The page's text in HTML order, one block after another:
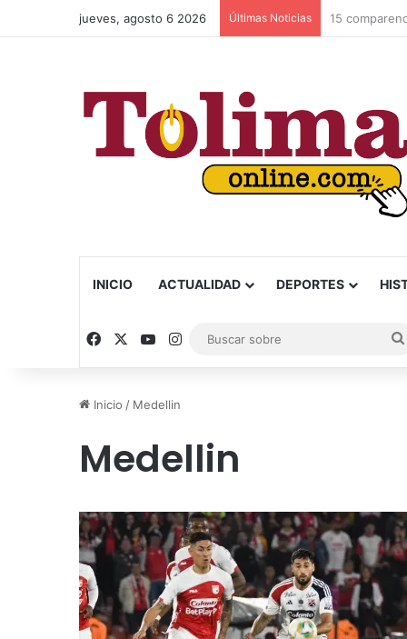
jueves, agosto 6 2026 Últimas Noticias
INICIO ACTUALIDAD DEPORTES
Facebook YouTubeInstagram
Inicio / Medellin
Medellin